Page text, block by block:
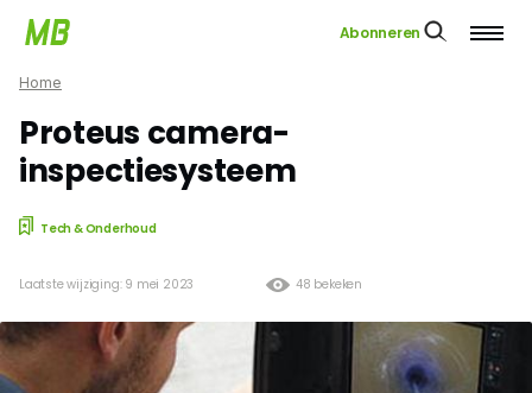
Abonneren
Home
Proteus camera-
inspectiesysteem
Tech & Onderhoud
48 bekeken
Laatste wijziging: 9 mei 2023